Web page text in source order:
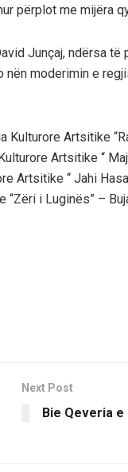
përplot me mijëra
Junçaj, ndërsa
nën moderimin e
Artsitike
Artsitike “
Artsitike “ Jahi
“Zëri i Luginës” –
Next Post
Bie Qeveria